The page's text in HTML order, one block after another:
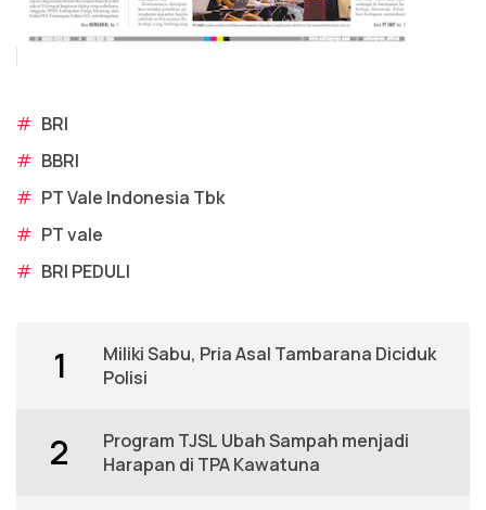
# BRI
# BBRI
# PT Vale Indonesia Tbk
# PT vale
# BRI PEDULI
1
Miliki Sabu, Pria Asal Tambarana Diciduk
Polisi
2
Program TJSL Ubah Sampah menjadi
Harapan di TPA Kawatuna